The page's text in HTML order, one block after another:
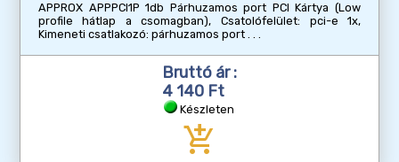
APPROX APPPCI1P 1db Párhuzamos port PCI Kártya (Low
profile hátlap a csomagban), Csatolófelület: pci-e 1x,
Kimeneti csatlakozó: párhuzamos port
Bruttó ár :
4 140 Ft
Készleten
add_shopping_cart